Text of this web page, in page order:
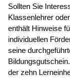
Sollten Sie
Klassenlehrer
enthält Hinweise
individuellen
seine
der zehn